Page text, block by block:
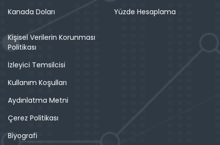
Kanada Doları
Yüzde Hesaplama
Kişisel Verilerin Korunması
Politikası
İzleyici Temsilcisi
Kullanım Koşulları
Aydınlatma Metni
Çerez Politikası
Biyografi